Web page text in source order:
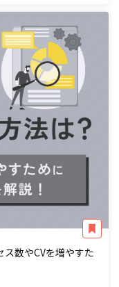
数やCVを増やすた